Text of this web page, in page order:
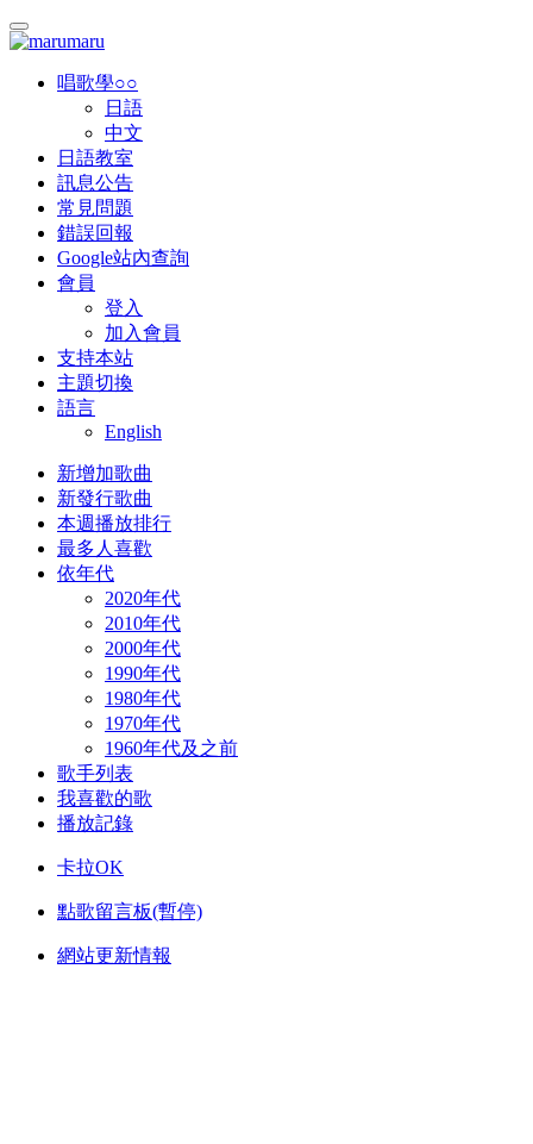
唱歌學○○
日語
中文
日語教室
訊息公告
常見問題
錯誤回報
Google站內查詢
會員
登入
加入會員
支持本站
主題切換
語言
English
新增加歌曲
新發行歌曲
本週播放排行
最多人喜歡
依年代
2020年代
2010年代
2000年代
1990年代
1980年代
1970年代
1960年代及之前
歌手列表
我喜歡的歌
播放記錄
卡拉OK
點歌留言板(暫停)
網站更新情報